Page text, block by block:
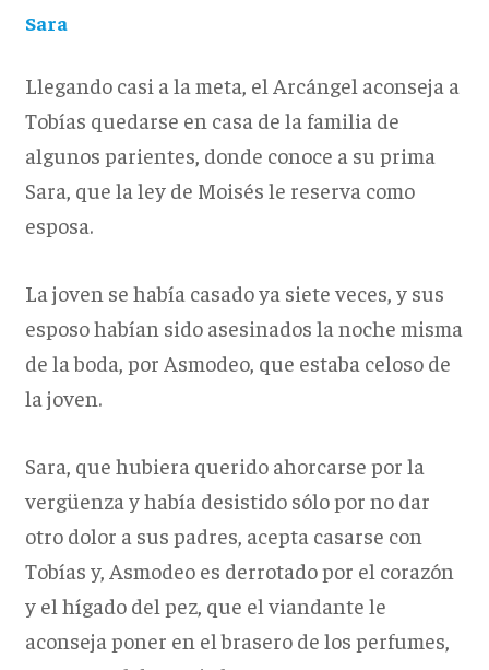
Sara
Llegando casi a la meta, el Arcángel aconseja a
Tobías quedarse en casa de la familia de
algunos parientes, donde conoce a su prima
Sara, que la ley de Moisés le reserva como
esposa.
La joven se había casado ya siete veces, y sus
esposo habían sido asesinados la noche misma
de la boda, por Asmodeo, que estaba celoso de
la joven.
Sara, que hubiera querido ahorcarse por la
vergüenza y había desistido sólo por no dar
otro dolor a sus padres, acepta casarse con
Tobías y, Asmodeo es derrotado por el corazón
y el hígado del pez, que el viandante le
aconseja poner en el brasero de los perfumes,